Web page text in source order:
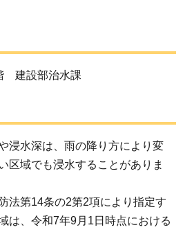
建設部治水課
浸水深は、雨の降り方により変
区域でも浸水することがありま
法第14条の2第2項により指定す
は、令和7年9月1日時点における